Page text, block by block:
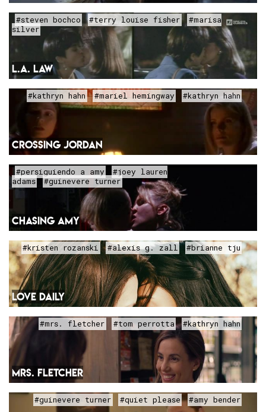
#steven bochco #terry louise fisher
#marisa
silver
L.A. LAW
#kathryn hahn #mariel hemingway #kathryn hahn
CROSSING JORDAN
#persiguiendo a amy
#joey lauren
adams
#guinevere turner
CHASING AMY
#kristen rozanski #alexis g. zall #brianne tju
LOVE DAILY
#mrs. fletcher #tom perrotta #kathryn hahn
MRS. FLETCHER
#guinevere turner #quiet please #amy bender